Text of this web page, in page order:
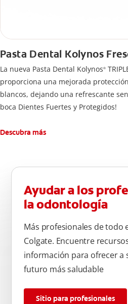
Pasta Dental Kolynos
La nueva Pasta Dental Kolynos®
proporciona una mejorada
blancos, dejando una refrescante
boca Dientes Fuertes y Protegidos!
Descubra más
Ayudar a los
la odontología
Más profesionales de todo
Colgate. Encuentre
información para ofrecer a
futuro más saludable
Sitio para profesionales